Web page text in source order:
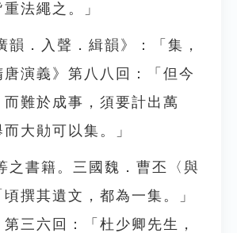
法繩之。」
韻．入聲．緝韻》：「集，
演義》第八八回：「但今
難於成事，須要計出萬
大勛可以集。」
之書籍。三國魏．曹丕〈與
撰其遺文，都為一集。」
第三六回：「杜少卿先生，